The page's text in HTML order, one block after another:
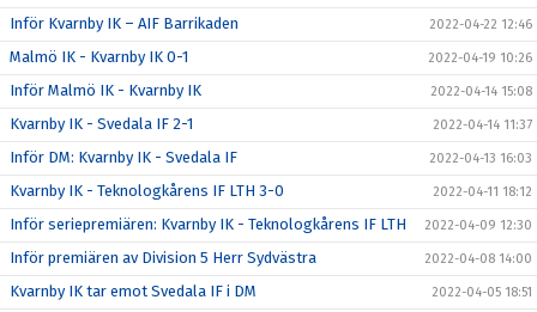
Inför Kvarnby IK – AIF Barrikaden 2022-04-22 12:46
Malmö IK - Kvarnby IK 0-1 2022-04-19 10:26
Inför Malmö IK - Kvarnby IK 2022-04-14 15:08
Kvarnby IK - Svedala IF 2-1 2022-04-14 11:37
Inför DM: Kvarnby IK - Svedala IF 2022-04-13 16:03
Kvarnby IK - Teknologkårens IF LTH 3-0 2022-04-11 18:12
Inför seriepremiären: Kvarnby IK - Teknologkårens IF LTH 2022-04-09 12:30
Inför premiären av Division 5 Herr Sydvästra 2022-04-08 14:00
Kvarnby IK tar emot Svedala IF i DM 2022-04-05 18:51